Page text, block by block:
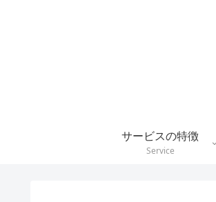
サービスの特徴
Service